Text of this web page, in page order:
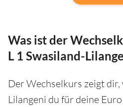
Was ist der
L 1 Swasiland-
Der Wechselkurs zeigt
Lilangeni du für deine